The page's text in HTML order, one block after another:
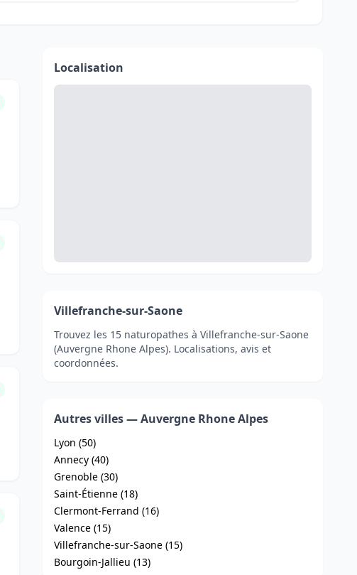
Localisation
Villefranche-sur-Saone
Trouvez les 15 naturopathes à Villefranche-sur-Saone
(Auvergne Rhone Alpes). Localisations, avis et
coordonnées.
Autres villes — Auvergne Rhone Alpes
Lyon (50)
Annecy (40)
Grenoble (30)
Saint-Étienne (18)
Clermont-Ferrand (16)
Valence (15)
Villefranche-sur-Saone (15)
Bourgoin-Jallieu (13)